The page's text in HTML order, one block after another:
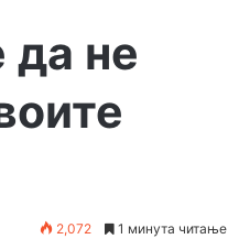
да не
2,072 1 минута читање